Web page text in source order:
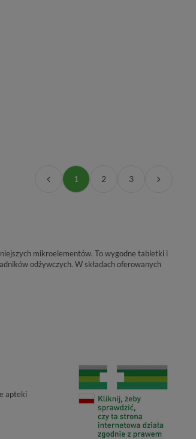
1 2 3
mikroelementów. To wygodne tabletki i
odżywczych. W składach oferowanych
apteki